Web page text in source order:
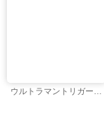
ウルトラマントリガー NEW GENERATION TIGA